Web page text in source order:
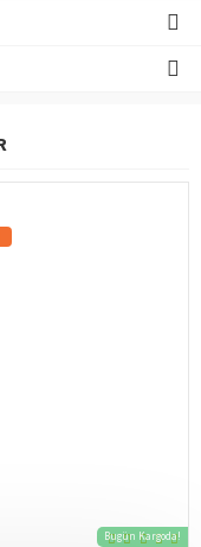
Bugün Kargoda!